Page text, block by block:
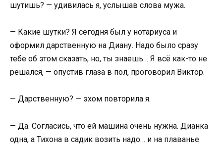
шутишь? — удивилась я, услышав слова мужа.
— Какие шутки? Я сегодня был у нотариуса и
оформил дарственную на Диану. Надо было сразу
тебе об этом сказать, но, ты знаешь… Я всё как-то не
решался, — опустив глаза в пол, проговорил Виктор.
— Дарственную? — эхом повторила я.
— Да. Согласись, что ей машина очень нужна. Дианка
одна, а Тихона в садик возить надо… и на плаванье